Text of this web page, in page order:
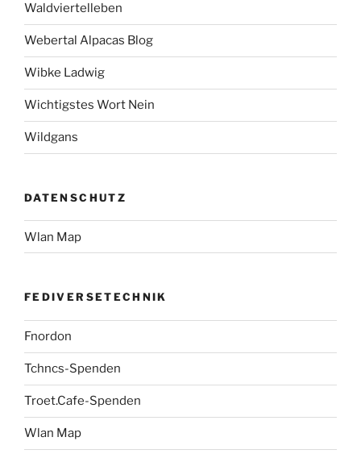
Waldviertelleben
Webertal Alpacas Blog
Wibke Ladwig
Wichtigstes Wort Nein
Wildgans
DATENSCHUTZ
Wlan Map
FEDIVERSETECHNIK
Fnordon
Tchncs-Spenden
Troet.Cafe-Spenden
Wlan Map